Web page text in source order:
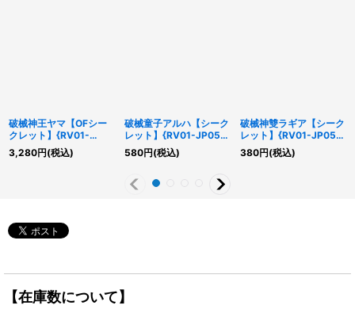
破械神王ヤマ【OFシー
クレット】{RV01-
JP064}《リンク》
3,280円(税込)
破械童子アルハ【シーク
レット】{RV01-JP054}
《モンスター》
580円(税込)
破械神雙ラギア【シーク
レット】{RV01-JP051}
《リンク》
380円(税込)
【在庫数について】